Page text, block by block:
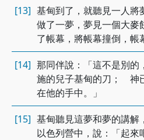
[13] 基甸到了，就聽見一人將
做了一夢，夢見一個大麥
了帳幕，將帳幕撞倒，帳
[14] 那同伴說：「這不是別的
施的兒子基甸的刀； 神
在他的手中。」
[15] 基甸聽見這夢和夢的講
以色列營中，說：「起來